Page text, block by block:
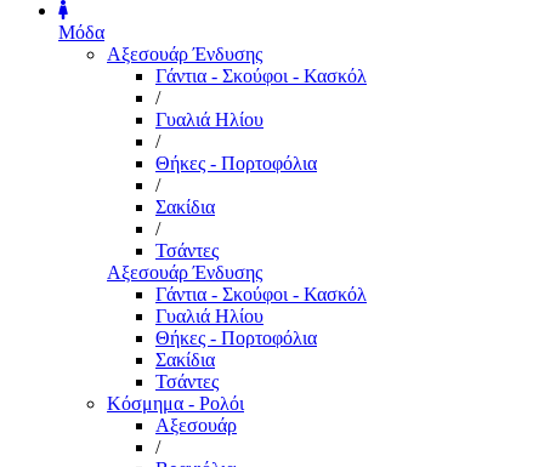
Μόδα
Αξεσουάρ Ένδυσης
Γάντια - Σκούφοι - Κασκόλ
/
Γυαλιά Ηλίου
/
Θήκες - Πορτοφόλια
/
Σακίδια
/
Τσάντες
Αξεσουάρ Ένδυσης
Γάντια - Σκούφοι - Κασκόλ
Γυαλιά Ηλίου
Θήκες - Πορτοφόλια
Σακίδια
Τσάντες
Κόσμημα - Ρολόι
Αξεσουάρ
/